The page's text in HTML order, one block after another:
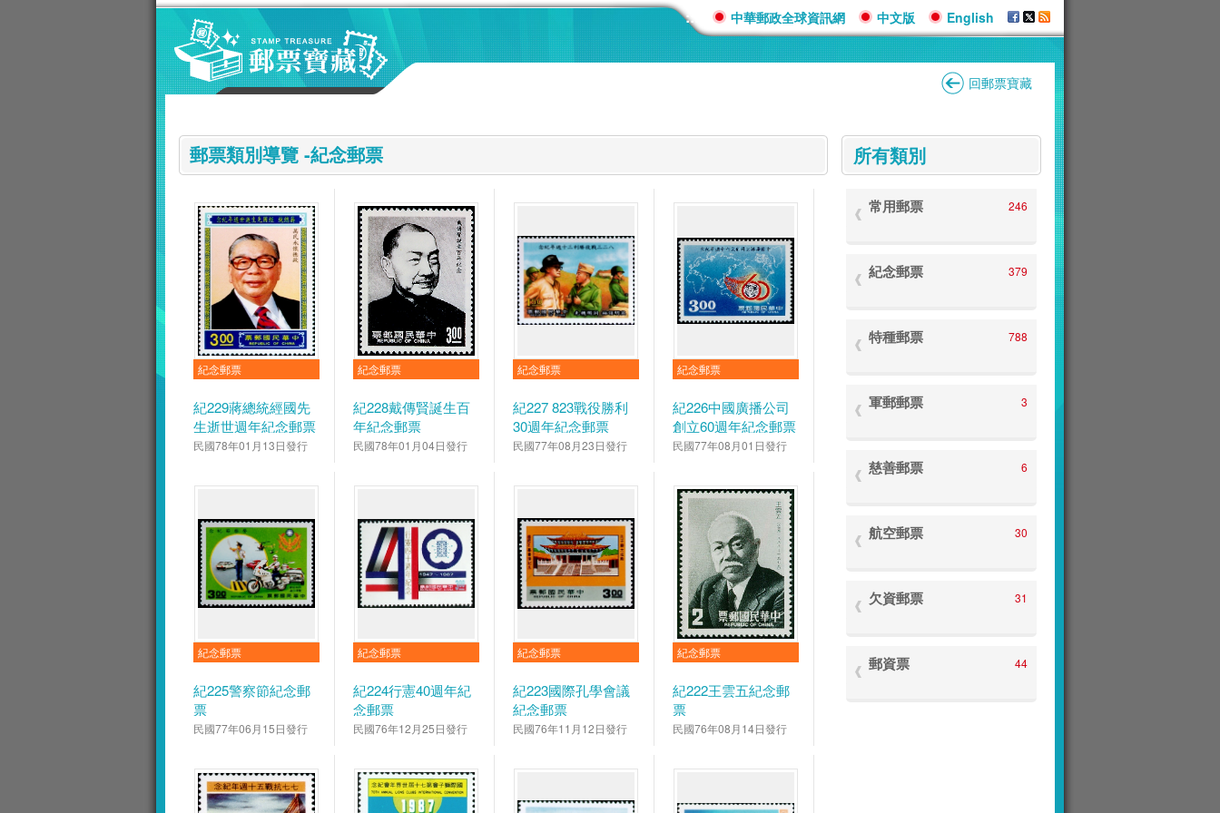
::: 中華郵政全球資訊網 中文版 English
回郵票寶藏
郵票類別導覽 -紀念郵票
紀念郵票
紀229蔣總統經國先
生逝世週年紀念郵票
民國78年01月13日發行
紀念郵票
紀228戴傳賢誕生百
年紀念郵票
民國78年01月04日發行
紀念郵票
紀227 823戰役勝利
30週年紀念郵票
民國77年08月23日發行
紀念郵票
紀226中國廣播公司
創立60週年紀念郵票
民國77年08月01日發行
紀念郵票
紀225警察節紀念郵
票
民國77年06月15日發行
紀念郵票
紀224行憲40週年紀
念郵票
民國76年12月25日發行
紀念郵票
紀223國際孔學會議
紀念郵票
民國76年11月12日發行
紀念郵票
紀222王雲五紀念郵
票
民國76年08月14日發行
所有類別
常用郵票 246
紀念郵票 379
特種郵票 788
軍郵郵票 3
慈善郵票 6
航空郵票 30
欠資郵票 31
郵資票 44